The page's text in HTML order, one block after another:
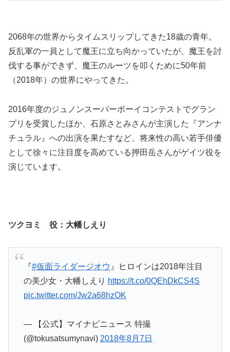
2068年の世界からタイムスリップしてきた18歳の青年。
反乱軍の一員として魔王に立ち向かっていたが、魔王を討
伐する事ができず、魔王のルーツを叩くために50年前
（2018年）の世界にやってきた。
2016年度のジュノンスーパーボーイコンテストでグラン
プリを受賞したほか、石原さとみさんが主演した『アンナ
チュラル』への出演を果たすなど、将来性の高い若手俳優
として徐々に注目度を高めている押田岳さんがゲイツ役を
演じています。
ツクヨミ 役：大幡しえり
『#仮面ライダージオウ 』ヒロインは2018年注目
の美少女・大幡しえり https://t.co/0QEhDkCS4S
pic.twitter.com/Jw2a68hzOK
— 【公式】マイナビニュース 特撮
(@tokusatsumynavi) 2018年8月7日